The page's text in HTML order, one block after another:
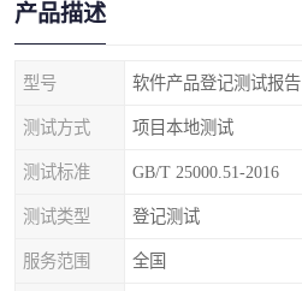
产品描述
型号 软件产品登记测试报告
测试方式 项目本地测试
测试标准 GB/T 25000.51-2016
测试类型 登记测试
服务范围 全国